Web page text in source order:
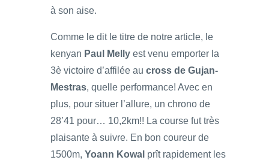
à son aise.
Comme le dit le titre de notre article, le
kenyan Paul Melly est venu emporter la
3è victoire d’affilée au cross de Gujan-
Mestras, quelle performance! Avec en
plus, pour situer l’allure, un chrono de
28’41 pour… 10,2km!! La course fut très
plaisante à suivre. En bon coureur de
1500m, Yoann Kowal prît rapidement les